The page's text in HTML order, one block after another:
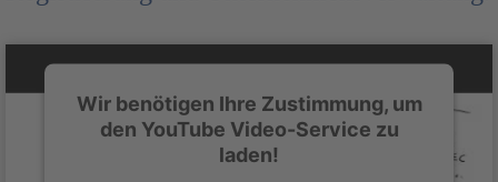
Wir benötigen Ihre Zustimmung, um
den YouTube Video-Service zu
laden!